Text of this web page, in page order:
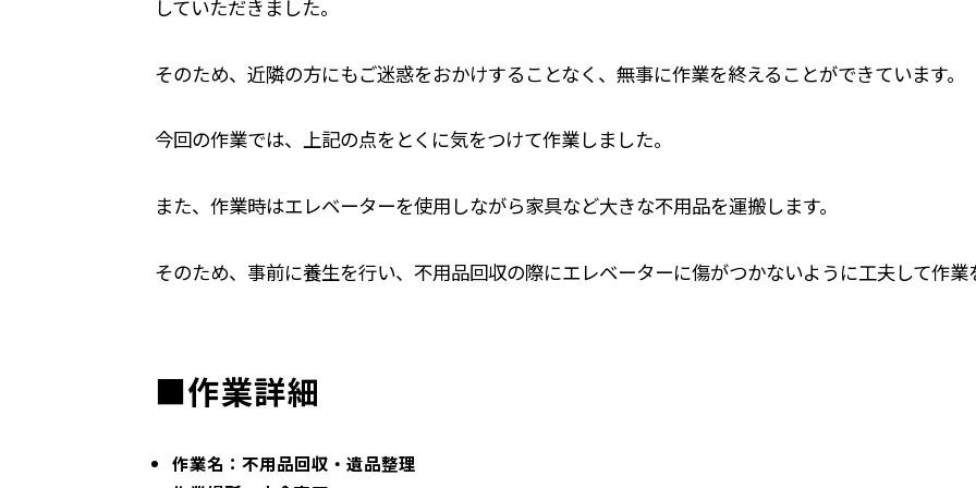
していただきました。
そのため、近隣の方にもご迷惑をおかけすることなく、無事に作業を終えることができています。
今回の作業では、上記の点をとくに気をつけて作業しました。
また、作業時はエレベーターを使用しながら家具など大きな不用品を運搬します。
そのため、事前に養生を行い、不用品回収の際にエレベーターに傷がつかないように工夫して作業
■作業詳細
作業名：不用品回収・遺品整理